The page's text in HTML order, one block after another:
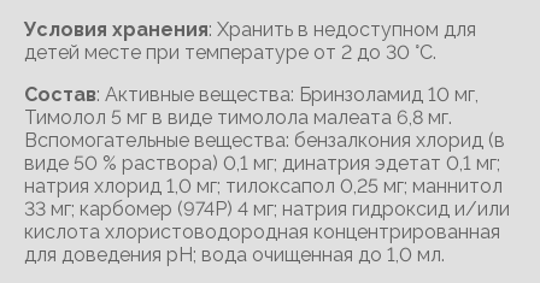
Условия хранения: Хранить в недоступном для
детей месте при температуре от 2 до 30 °С.
Состав: Активные вещества: Бринзоламид 10 мг,
Тимолол 5 мг в виде тимолола малеата 6,8 мг.
Вспомогательные вещества: бензалкония хлорид (в
виде 50 % раствора) 0,1 мг; динатрия эдетат 0,1 мг;
натрия хлорид 1,0 мг; тилоксапол 0,25 мг; маннитол
33 мг; карбомер (974Р) 4 мг; натрия гидроксид и/или
кислота хлористоводородная концентрированная
для доведения pH; вода очищенная до 1,0 мл.